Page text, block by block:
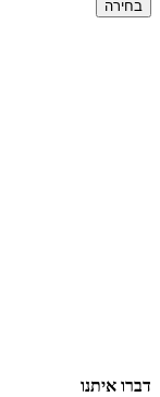
בחירה
דברו איתנו